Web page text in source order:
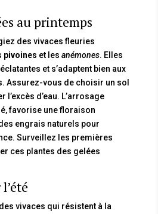
au printemps
des vivaces fleuries
pivoines et les anémones. Elles
et s’adaptent bien aux
Assurez-vous de choisir un sol
l’excès d’eau. L’arrosage
favorise une floraison
engrais naturels pour
Surveillez les premières
ces plantes des gelées
vivaces qui résistent à la